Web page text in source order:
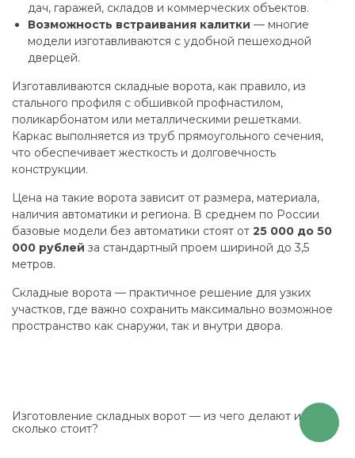
дач, гаражей, складов и коммерческих объектов.
Возможность встраивания калитки — многие
модели изготавливаются с удобной пешеходной
дверцей.
Изготавливаются складные ворота, как правило, из
стального профиля с обшивкой профнастилом,
поликарбонатом или металлическими решетками.
Каркас выполняется из труб прямоугольного сечения,
что обеспечивает жесткость и долговечность
конструкции.
Цена на такие ворота зависит от размера, материала,
наличия автоматики и региона. В среднем по России
базовые модели без автоматики стоят от 25 000 до 50
000 рублей за стандартный проем шириной до 3,5
метров.
Складные ворота — практичное решение для узких
участков, где важно сохранить максимально возможное
пространство как снаружи, так и внутри двора.
Изготовление складных ворот — из чего делают и
сколько стоит?